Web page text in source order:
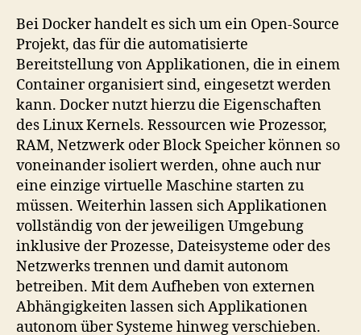
Bei Docker handelt es sich um ein Open-Source
Projekt, das für die automatisierte
Bereitstellung von Applikationen, die in einem
Container organisiert sind, eingesetzt werden
kann. Docker nutzt hierzu die Eigenschaften
des Linux Kernels. Ressourcen wie Prozessor,
RAM, Netzwerk oder Block Speicher können so
voneinander isoliert werden, ohne auch nur
eine einzige virtuelle Maschine starten zu
müssen. Weiterhin lassen sich Applikationen
vollständig von der jeweiligen Umgebung
inklusive der Prozesse, Dateisysteme oder des
Netzwerks trennen und damit autonom
betreiben. Mit dem Aufheben von externen
Abhängigkeiten lassen sich Applikationen
autonom über Systeme hinweg verschieben.